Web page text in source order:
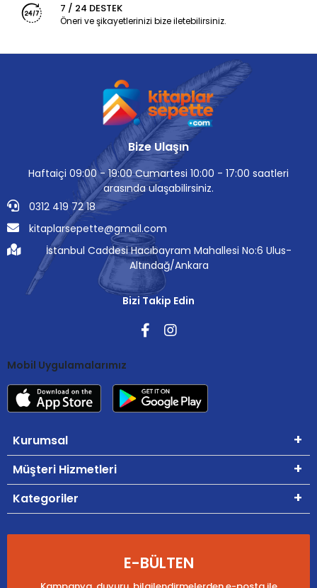
7 / 24 DESTEK
Öneri ve şikayetlerinizi bize iletebilirsiniz.
Bize Ulaşın
Haftaiçi 09:00 - 19:00 Cumartesi 10:00 - 17:00 saatleri
arasında ulaşabilirsiniz.
0312 419 72 18
kitaplarsepette@gmail.com
İstanbul Caddesi Hacıbayram Mahallesi No:6 Ulus-
Altındağ/Ankara
Bizi Takip Edin
Mobil Uygulamalarımız
Kurumsal
Müşteri Hizmetleri
Kategoriler
E-BÜLTEN